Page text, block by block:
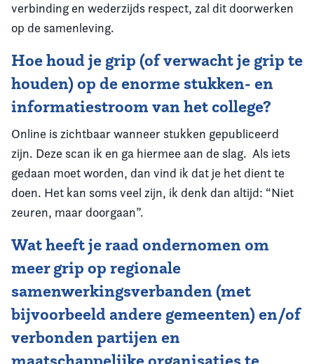
verbinding en wederzijds respect, zal dit doorwerken
op de samenleving.
Hoe houd je grip (of verwacht je grip te
houden) op de enorme stukken- en
informatiestroom van het college?
Online is zichtbaar wanneer stukken gepubliceerd
zijn. Deze scan ik en ga hiermee aan de slag. Als iets
gedaan moet worden, dan vind ik dat je het dient te
doen. Het kan soms veel zijn, ik denk dan altijd: “Niet
zeuren, maar doorgaan”.
Wat heeft je raad ondernomen om
meer grip op regionale
samenwerkingsverbanden (met
bijvoorbeeld andere gemeenten) en/of
verbonden partijen en